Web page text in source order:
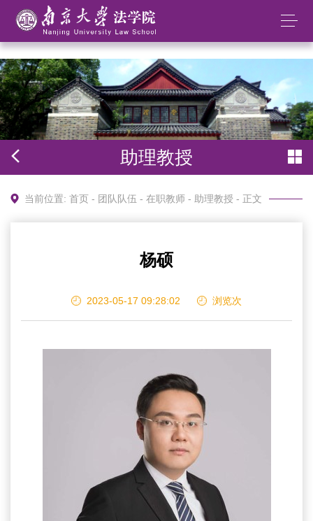
太阳成集团tyc234cc(中国)股份有限公司
助理教授
当前位置: 首页 - 团队队伍 - 在职教师 - 助理教授 - 正文
杨硕
2023-05-17 09:28:02 浏览次